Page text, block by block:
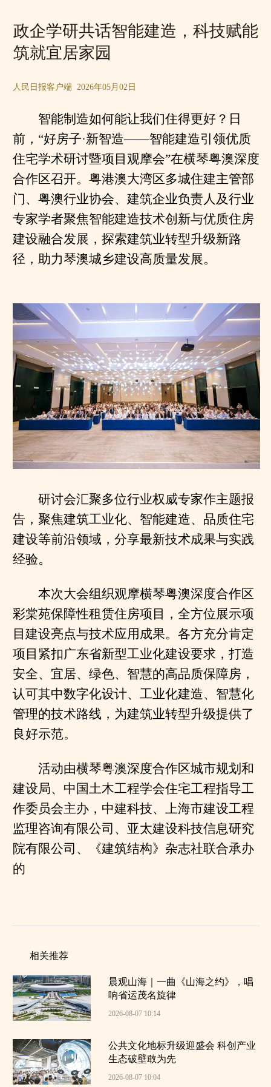
政企学研共话智能建造，科技赋能
筑就宜居家园
人民日报客户端 2026年05月02日
智能制造如何能让我们住得更好？日
前，“好房子·新智造——智能建造引领优质
住宅学术研讨暨项目观摩会”在横琴粤澳深度
合作区召开。粤港澳大湾区多城住建主管部
门、粤澳行业协会、建筑企业负责人及行业
专家学者聚焦智能建造技术创新与优质住房
建设融合发展，探索建筑业转型升级新路
径，助力琴澳城乡建设高质量发展。
研讨会汇聚多位行业权威专家作主题报
告，聚焦建筑工业化、智能建造、品质住宅
建设等前沿领域，分享最新技术成果与实践
经验。
本次大会组织观摩横琴粤澳深度合作区
彩棠苑保障性租赁住房项目，全方位展示项
目建设亮点与技术应用成果。各方充分肯定
项目紧扣广东省新型工业化建设要求，打造
安全、宜居、绿色、智慧的高品质保障房，
认可其中数字化设计、工业化建造、智慧化
管理的技术路线，为建筑业转型升级提供了
良好示范。
活动由横琴粤澳深度合作区城市规划和
建设局、中国土木工程学会住宅工程指导工
作委员会主办，中建科技、上海市建设工程
监理咨询有限公司、亚太建设科技信息研究
院有限公司、《建筑结构》杂志社联合承办
的
相关推荐
晨观山海｜一曲《山海之约》，唱
响省运茂名旋律
2026-08-07 10:14
公共文化地标升级迎盛会 科创产业
生态破壁敢为先
2026-08-07 10:04